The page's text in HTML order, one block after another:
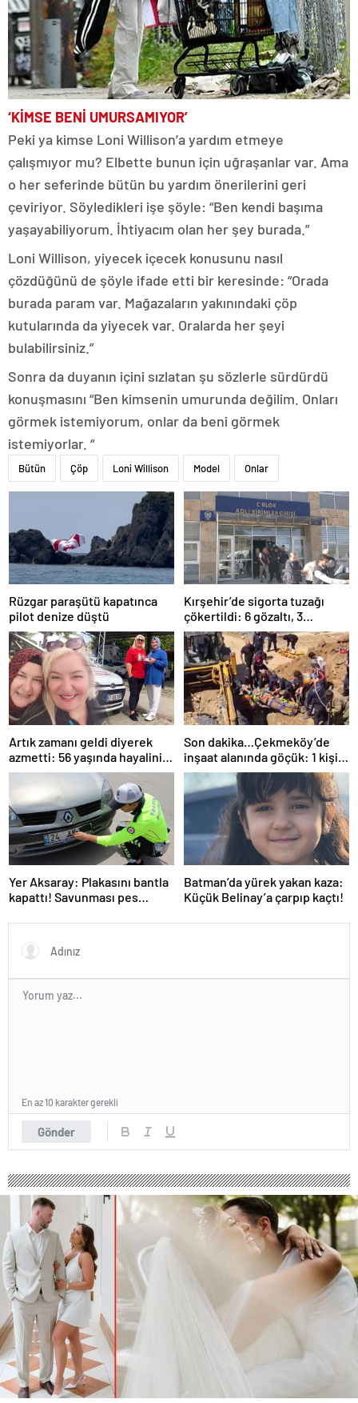
‘KİMSE BENİ UMURSAMIYOR’
Peki ya kimse Loni Willison’a yardım etmeye
çalışmıyor mu? Elbette bunun için uğraşanlar var. Ama
o her seferinde bütün bu yardım önerilerini geri
çeviriyor. Söyledikleri işe şöyle: “Ben kendi başıma
yaşayabiliyorum. İhtiyacım olan her şey burada.”
Loni Willison, yiyecek içecek konusunu nasıl
çözdüğünü de şöyle ifade etti bir keresinde: “Orada
burada param var. Mağazaların yakınındaki çöp
kutularında da yiyecek var. Oralarda her şeyi
bulabilirsiniz.”
Sonra da duyanın içini sızlatan şu sözlerle sürdürdü
konuşmasını “Ben kimsenin umurunda değilim. Onları
görmek istemiyorum, onlar da beni görmek
istemiyorlar. “
Bütün Çöp Loni Willison Model Onlar
Rüzgar paraşütü kapatınca
pilot denize düştü
Kırşehir’de sigorta tuzağı
çökertildi: 6 gözaltı, 3
tutuklama
Artık zamanı geldi diyerek
azmetti: 56 yaşında hayalini
kurduğu ehliyete kavuştu
Son dakika…Çekmeköy’de
inşaat alanında göçük: 1 kişi
hayatını kaybetti
Yer Aksaray: Plakasını bantla
kapattı! Savunması pes
Batman’da yürek yakan kaza:
Küçük Belinay’a çarpıp kaçtı!
Gönder
En az 10 karakter gerekli